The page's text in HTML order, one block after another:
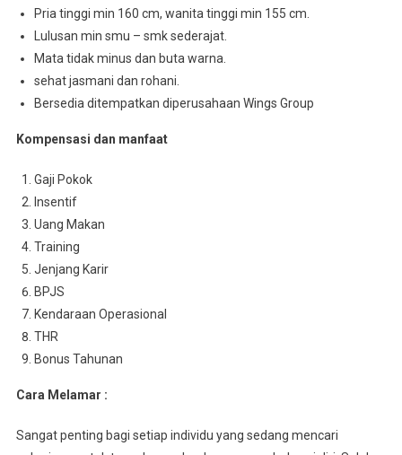
Pria tinggi min 160 cm, wanita tinggi min 155 cm.
Lulusan min smu – smk sederajat.
Mata tidak minus dan buta warna.
sehat jasmani dan rohani.
Bersedia ditempatkan diperusahaan Wings Group
Kompensasi dan manfaat
Gaji Pokok
Insentif
Uang Makan
Training
Jenjang Karir
BPJS
Kendaraan Operasional
THR
Bonus Tahunan
Cara Melamar :
Sangat penting bagi setiap individu yang sedang mencari